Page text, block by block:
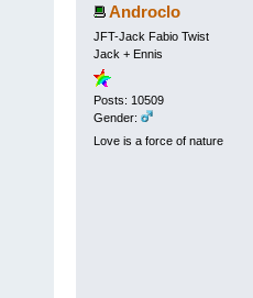
Androclo
JFT-Jack Fabio Twist
Jack + Ennis
Posts: 10509
Gender:
Love is a force of nature